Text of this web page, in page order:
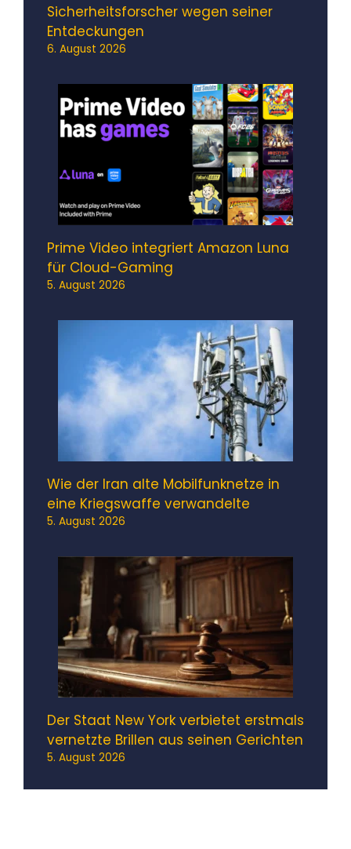
Sicherheitsforscher wegen seiner
Entdeckungen
6. August 2026
Prime Video integriert Amazon Luna
für Cloud-Gaming
5. August 2026
Wie der Iran alte Mobilfunknetze in
eine Kriegswaffe verwandelte
5. August 2026
Der Staat New York verbietet erstmals
vernetzte Brillen aus seinen Gerichten
5. August 2026